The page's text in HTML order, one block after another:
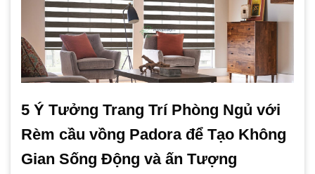
5 Ý Tưởng Trang Trí Phòng Ngủ với
Rèm cầu vồng Padora để Tạo Không
Gian Sống Động và ấn Tượng